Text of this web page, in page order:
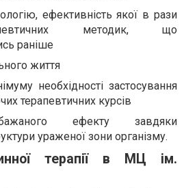
ефективність якої в рази
методик, що
раніше
життя
необхідності застосування
терапевтичних курсів
ефекту завдяки
ураженої зони організму.
терапії в МЦ ім.